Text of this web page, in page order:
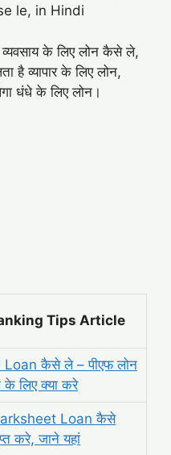
le, in Hindi
व्यवसाय के लिए लोन कैसे ले,
है व्यापार के लिए लोन,
धंधे के लिए लोन।
Tips Article
Loan कैसे ले – पीएफ लोन
लिए क्या करे
Loan कैसे
करे, जाने यहां